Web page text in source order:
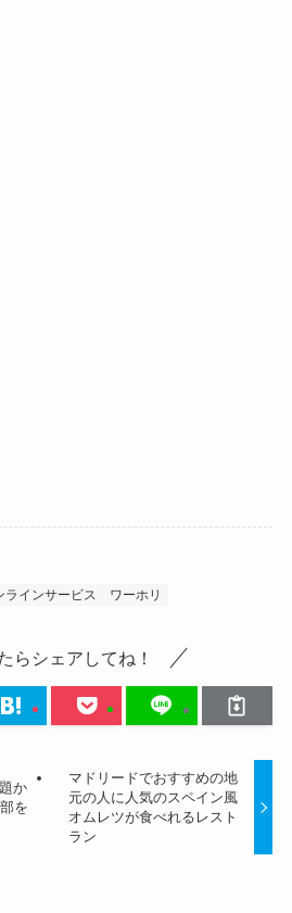
ラインサービス ワーホリ
らシェアしてね！
か
を
マドリードでおすすめの地
元の人に人気のスペイン風
オムレツが食べれるレスト
ラン